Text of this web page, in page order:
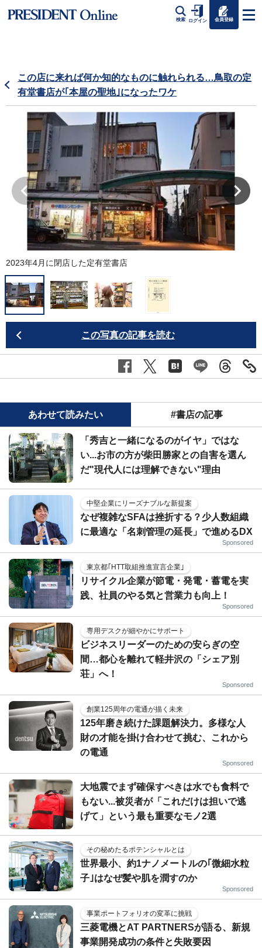
検索 ログイン 会員登録
この店に来れば何か知的なものに触れられる…鳥取の定
有堂書店が｢本屋の聖地｣になったワケ
2023年4月に閉店した定有堂書店
この写真の記事を読む
あわせて読みたい #書店の記事
「秀吉と一緒になるのがイヤ」ではな
い...お市の方が柴田勝家との自害を選ん
だ"現代人には理解できない"理由
中堅企業にリーズナブルな新提案
なぜ複雑なSFAは挫折する？少人数組織
に最適な「名刺管理の延長」で進めるDX
Sponsored
東京都｢HTT取組推進宣言企業｣
リサイクル企業が節電・発電・蓄電を実
践、社員のやる気と営業力も向上！
Sponsored
専用デスクが細やかにサポート
ビジネスリーダーのための安らぎの空
間…都心を離れて軽井沢の「シェア別
荘」へ！
Sponsored
創業125周年の電通が描く未来
125年磨き続けた課題解決力。多様な人
財の才能を掛け合わせて挑む、これから
の電通
Sponsored
大地震でまず確保すべきは水でも食料で
もない...被災者が「これだけは担いで逃
げて」という最も重要なモノ2選
その秘めたるポテンシャルとは
世界最小、約1ナノメートルの｢微細水粒
子｣はなぜ髪や肌を潤すのか
Sponsored
事業ポートフォリオの変革に挑戦
三菱電機とAT PARTNERSが語る、新規
事業開発成功の条件と失敗要因